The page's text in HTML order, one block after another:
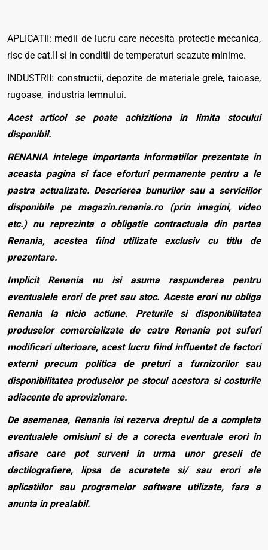
APLICATII: medii de lucru care necesita protectie mecanica,
risc de cat.II si in conditii de temperaturi scazute minime.
INDUSTRII: constructii, depozite de materiale grele, taioase,
rugoase, industria lemnului.
Acest articol se poate achizitiona in limita stocului
disponibil.
RENANIA intelege importanta informatiilor prezentate in
aceasta pagina si face eforturi permanente pentru a le
pastra actualizate. Descrierea bunurilor sau a serviciilor
disponibile pe magazin.renania.ro (prin imagini, video
etc.) nu reprezinta o obligatie contractuala din partea
Renania, acestea fiind utilizate exclusiv cu titlu de
prezentare.
Implicit Renania nu isi asuma raspunderea pentru
eventualele erori de pret sau stoc. Aceste erori nu obliga
Renania la nicio actiune. Preturile si disponibilitatea
produselor comercializate de catre Renania pot suferi
modificari ulterioare, acest lucru fiind influentat de factori
externi precum politica de preturi a furnizorilor sau
disponibilitatea produselor pe stocul acestora si costurile
adiacente de aprovizionare.
De asemenea, Renania isi rezerva dreptul de a completa
eventualele omisiuni si de a corecta eventuale erori in
afisare care pot surveni in urma unor greseli de
dactilografiere, lipsa de acuratete si/ sau erori ale
aplicatiilor sau programelor software utilizate, fara a
anunta in prealabil.